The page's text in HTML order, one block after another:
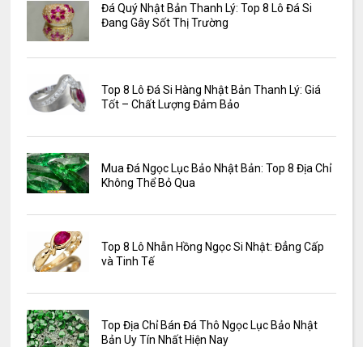
Đá Quý Nhật Bản Thanh Lý: Top 8 Lô Đá Si
Đang Gây Sốt Thị Trường
Top 8 Lô Đá Si Hàng Nhật Bản Thanh Lý: Giá
Tốt – Chất Lượng Đảm Bảo
Mua Đá Ngọc Lục Bảo Nhật Bản: Top 8 Địa Chỉ
Không Thể Bỏ Qua
Top 8 Lô Nhẫn Hồng Ngọc Si Nhật: Đẳng Cấp
và Tinh Tế
Top Địa Chỉ Bán Đá Thô Ngọc Lục Bảo Nhật
Bản Uy Tín Nhất Hiện Nay